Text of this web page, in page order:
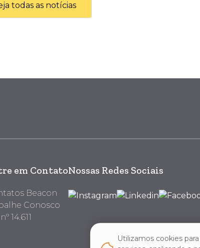
todas as notícias
em Contato
Beacon
Conosco
14.611
Nossas Redes Sociais
Utilizamos cookies